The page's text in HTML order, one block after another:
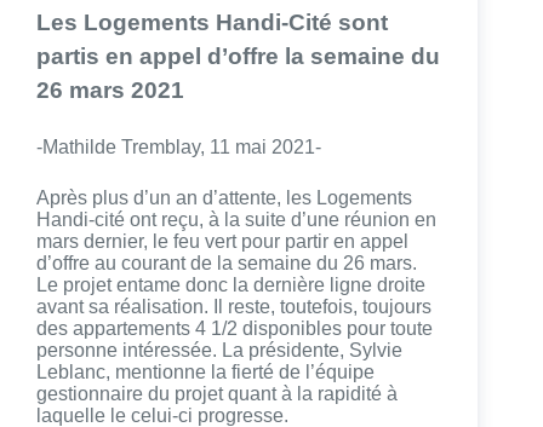
Les Logements Handi-Cité sont
partis en appel d’offre la semaine du
26 mars 2021
-Mathilde Tremblay, 11 mai 2021-
Après plus d’un an d’attente, les Logements
Handi-cité ont reçu, à la suite d’une réunion en
mars dernier, le feu vert pour partir en appel
d’offre au courant de la semaine du 26 mars.
Le projet entame donc la dernière ligne droite
avant sa réalisation. Il reste, toutefois, toujours
des appartements 4 1/2 disponibles pour toute
personne intéressée. La présidente, Sylvie
Leblanc, mentionne la fierté de l’équipe
gestionnaire du projet quant à la rapidité à
laquelle le celui-ci progresse.